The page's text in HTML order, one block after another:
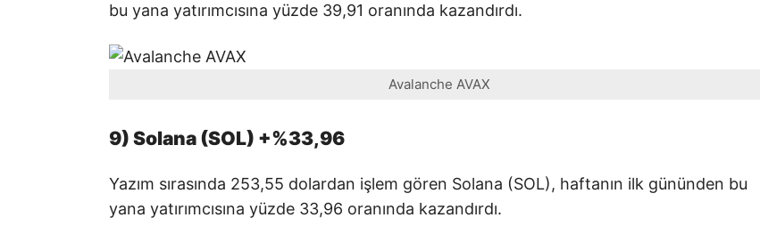
bu yana yatırımcısına yüzde 39,91 oranında kazandırdı.
Avalanche AVAX
9) Solana (SOL) +%33,96
Yazım sırasında 253,55 dolardan işlem gören Solana (SOL), haftanın ilk gününden bu
yana yatırımcısına yüzde 33,96 oranında kazandırdı.